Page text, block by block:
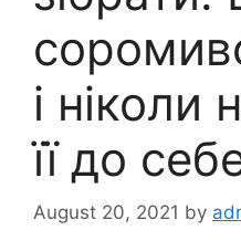
і ніколи
її до
August 20, 2021 by